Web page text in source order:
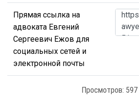
Прямая ссылка на
адвоката Евгений
Сергеевич Ежов для
социальных сетей и
электронной почты
Просмотров: 597